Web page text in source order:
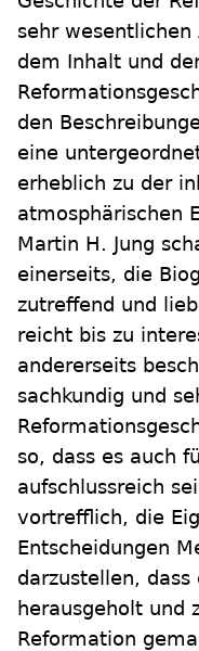
sehr
dem Inhalt und
den
eine
erheblich zu der
atmosphärischen
Martin H. Jung
einerseits, die
zutreffend und
reicht bis zu
andererseits
sachkundig und
so, dass es auch
aufschlussreich
vortrefflich, die
Entscheidungen
darzustellen,
herausgeholt und
Reformation